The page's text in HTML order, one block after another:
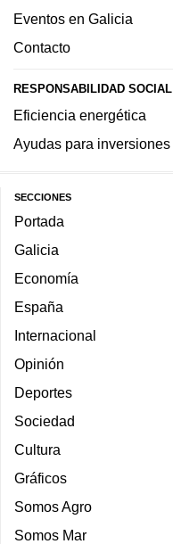
Eventos en Galicia
Contacto
RESPONSABILIDAD SOCIAL
Eficiencia energética
Ayudas para inversiones
SECCIONES
Portada
Galicia
Economía
España
Internacional
Opinión
Deportes
Sociedad
Cultura
Gráficos
Somos Agro
Somos Mar